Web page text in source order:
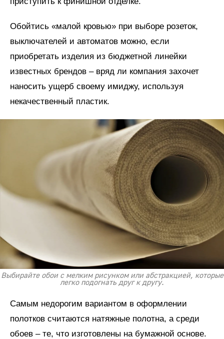
Обойтись «малой кровью» при выборе розеток,
выключателей и автоматов можно, если
приобретать изделия из бюджетной линейки
известных брендов – вряд ли компания захочет
наносить ущерб своему имиджу, используя
некачественный пластик.
Выбирайте обои с мелким рисунком или абстракцией, которые
легко подогнать друг к другу.
Самым недорогим вариантом в оформлении
полотков считаются натяжные полотна, а среди
обоев – те, что изготовлены на бумажной основе.